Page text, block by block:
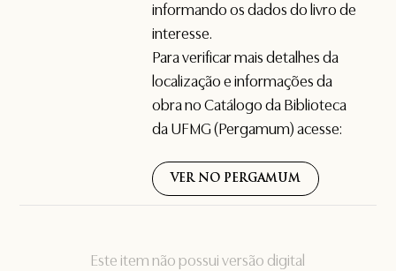
Este item não possui versão digital
informando os dados do livro de
interesse.
Para verificar mais detalhes da
localização e informações da
obra no Catálogo da Biblioteca
da UFMG (Pergamum) acesse:
VER NO PERGAMUM